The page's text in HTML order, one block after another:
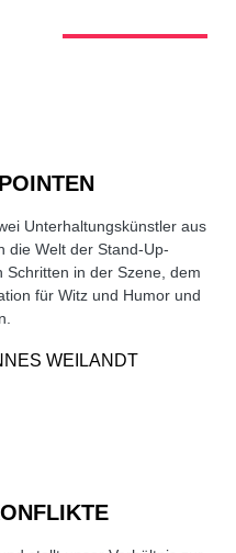
Unterhaltungskünstler aus
die Welt der Stand-Up-
Schritten in der Szene, dem
für Witz und Humor und
WEILANDT